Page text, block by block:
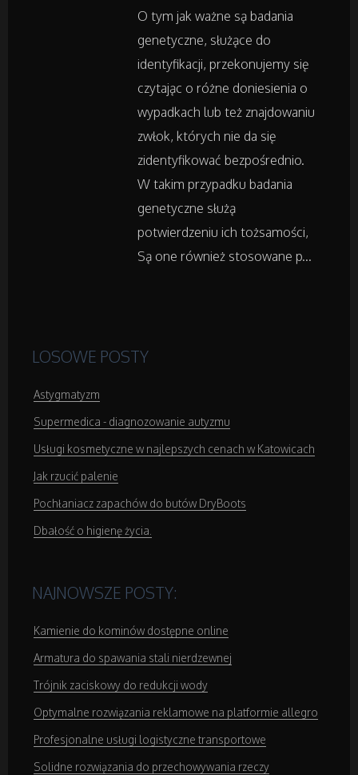
Noclegi
Hotele i Noclegi
Podróże
Wypoczynek
Wellness
Dietetyka, Odchudzanie
Domeny
Oprogramowanie
Kontakt
O tym jak ważne są badania
genetyczne, służące do
identyfikacji, przekonujemy się
czytając o różne doniesienia o
wypadkach lub też znajdowaniu
zwłok, których nie da się
zidentyfikować bezpośrednio.
W takim przypadku badania
genetyczne służą
potwierdzeniu ich tożsamości,
Są one również stosowane p...
LOSOWE POSTY
Astygmatyzm
Supermedica - diagnozowanie autyzmu
Usługi kosmetyczne w najlepszych cenach w Katowicach
Jak rzucić palenie
Pochłaniacz zapachów do butów DryBoots
Dbałość o higienę życia.
NAJNOWSZE POSTY:
Kamienie do kominów dostępne online
Armatura do spawania stali nierdzewnej
Trójnik zaciskowy do redukcji wody
Optymalne rozwiązania reklamowe na platformie allegro
Profesjonalne usługi logistyczne transportowe
Solidne rozwiązania do przechowywania rzeczy